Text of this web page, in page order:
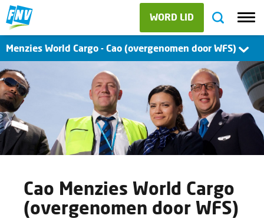
WORD LID
Menzies World Cargo - Cao (overgenomen door WFS)
Cao Menzies World Cargo
(overgenomen door WFS)